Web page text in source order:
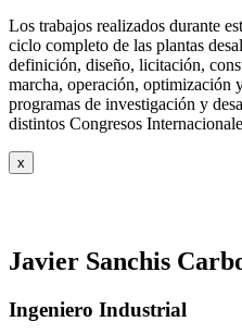
Los trabajos realizados durante
ciclo completo de las plantas
definición, diseño, licitación,
marcha, operación, optimización
programas de investigación y
distintos Congresos
x
Javier Sanchis
Ingeniero Industrial